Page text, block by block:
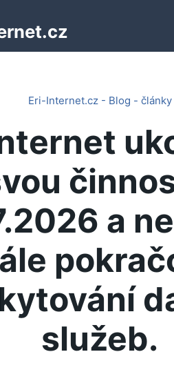
Eri-Internet.cz - Blog - články
a
služeb.